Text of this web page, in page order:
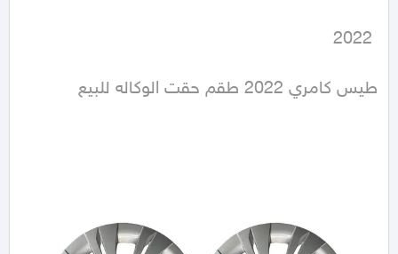
طيس كامري 2022 طقم حقت الوكاله للبيع